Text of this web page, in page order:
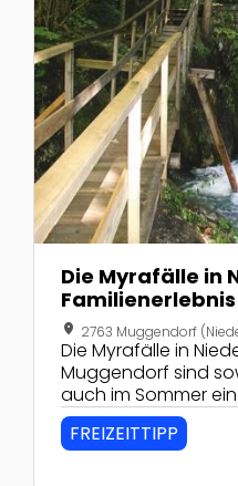
Die Myrafälle in
rauschenden
location_on 2763 Muggendorf
Die Myrafälle in
Muggendorf sind
auch im Sommer
spannende
schießende Wasser
Kinderspielplätze
FREIZEITTIPP